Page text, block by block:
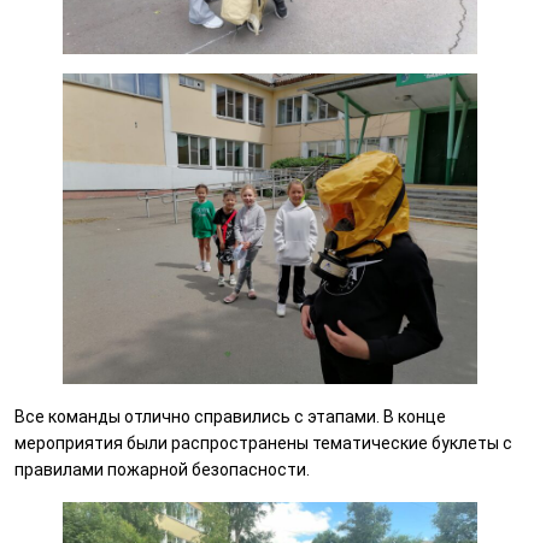
Все команды отлично справились с этапами. В конце
мероприятия были распространены тематические буклеты с
правилами пожарной безопасности.